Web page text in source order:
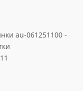
au-061251100 -